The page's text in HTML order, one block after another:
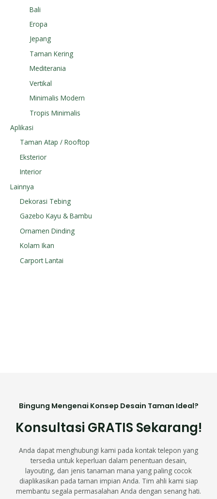
Bali
Eropa
Jepang
Taman Kering
Mediterania
Vertikal
Minimalis Modern
Tropis Minimalis
Aplikasi
Taman Atap / Rooftop
Eksterior
Interior
Lainnya
Dekorasi Tebing
Gazebo Kayu & Bambu
Ornamen Dinding
Kolam Ikan
Carport Lantai
Bingung Mengenai Konsep Desain Taman Ideal?
Konsultasi GRATIS Sekarang!
Anda dapat menghubungi kami pada kontak telepon yang
tersedia untuk keperluan dalam penentuan desain,
layouting, dan jenis tanaman mana yang paling cocok
diaplikasikan pada taman impian Anda. Tim ahli kami siap
membantu segala permasalahan Anda dengan senang hati.